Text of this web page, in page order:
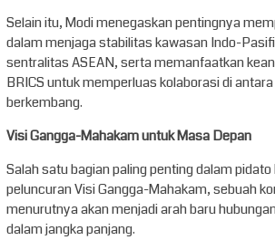
Selain itu, Modi menegaskan pentingnya
dalam menjaga stabilitas kawasan Indo-
sentralitas ASEAN, serta memanfaatkan
BRICS untuk memperluas kolaborasi di
berkembang.
Visi Gangga-Mahakam untuk Masa Depan
Salah satu bagian paling penting dalam
peluncuran Visi Gangga-Mahakam, sebuah
menurutnya akan menjadi arah baru
dalam jangka panjang.